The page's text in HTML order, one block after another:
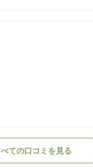
ての口コミを見る